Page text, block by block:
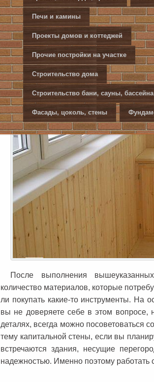
Печи и камины
Проекты домов и коттеджей
Прочие постройки на участке
Строительство дома
Строительство бани, сауны, бассейна
Фасады, цоколь, стены
имеются, следует расчистить
этого нужно специалисты советуют
заменить, если, к примеру,
сами стекла могут треснуть или же
решить в кратчайшие сроки.
После выполнения
количество материалов, которые
ли покупать какие-то инструменты. На
вы не доверяете себе в этом вопросе,
деталях, всегда можно посоветоваться
тему капитальной стены, если вы
встречаются здания, несущие
надежностью. Именно поэтому